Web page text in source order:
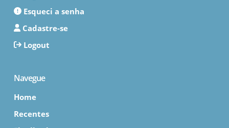
Esqueci a senha
Cadastre-se
Logout
Navegue
Home
Recentes